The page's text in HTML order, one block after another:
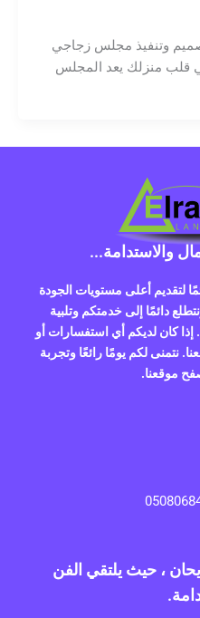
وتنفيذ مجلس زجاجي
قلب منزلك يعد المجلس
والاستدامة...
لتقديم أعلى مستويات الجودة
دائمًا إلى خدمتكم وتلبية
إذا كان لديكم أي استفسارات أو
نتمنى لكم يومًا رائعًا وتجربة
موقعنا.
، حيث يلتقي الفن